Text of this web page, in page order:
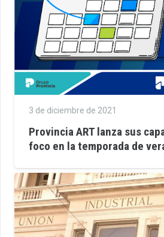
3 de diciembre de 2021
Provincia ART lanza sus
foco en la temporada de